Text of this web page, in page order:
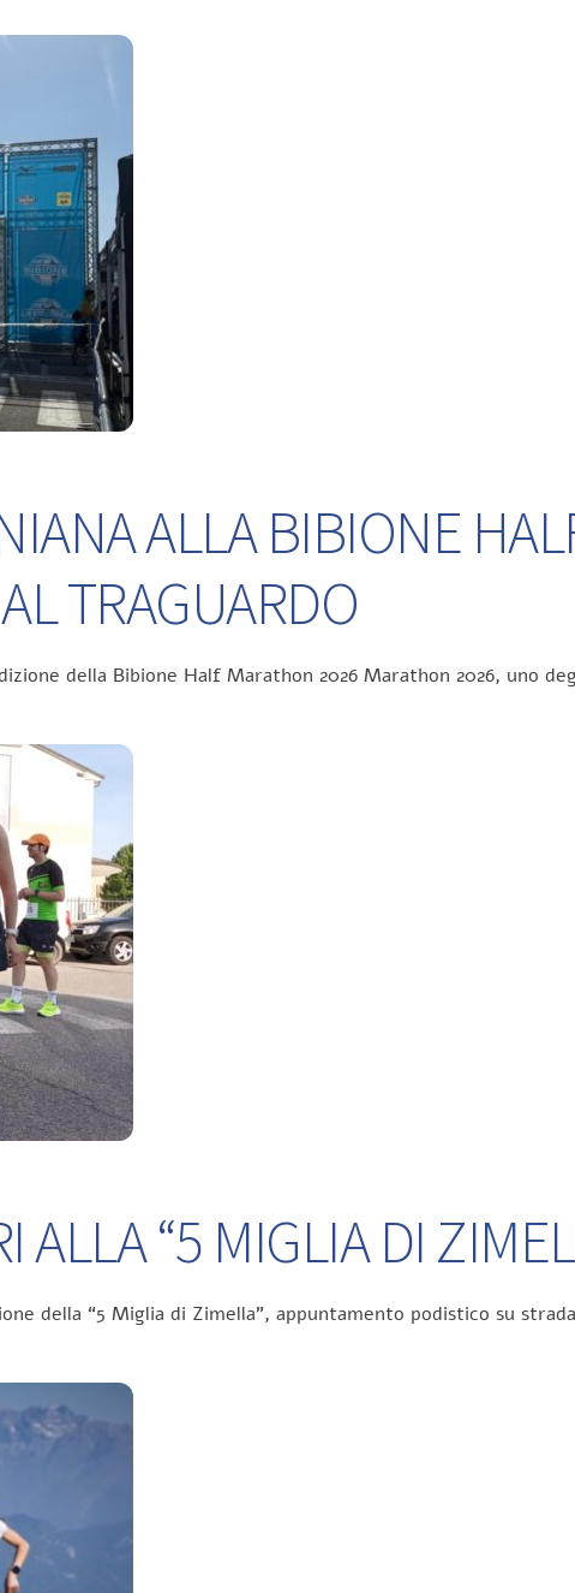
ALLA BIBIONE
TRAGUARDO
della Bibione Half Marathon 2026 Marathon 2026, uno
ALLA “5 MIGLIA DI
della “5 Miglia di Zimella”, appuntamento podistico su